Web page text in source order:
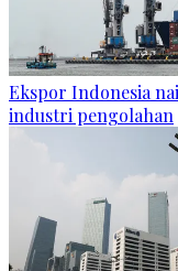
Ekspor Indonesia
industri pengolahan